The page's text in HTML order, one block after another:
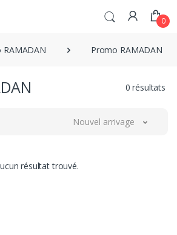
0
RAMADAN Promo RAMADAN
0 résultats
Nouvel arrivage
résultat trouvé.